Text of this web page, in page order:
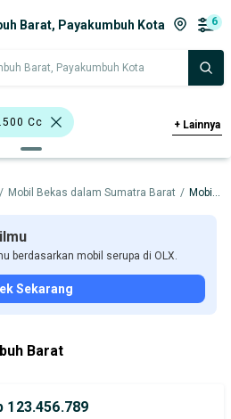
Barat, Payakumbuh Kota 6
Barat, Payakumbuh Kota
Cc
Hitam
Putih
Corolla
+ Lainnya
/ Mobil Bekas dalam Sumatra Barat / Mobil Bekas dalam Payakumbuh Kota
berdasarkan mobil serupa di OLX.
Sekarang
Barat
123.456.789